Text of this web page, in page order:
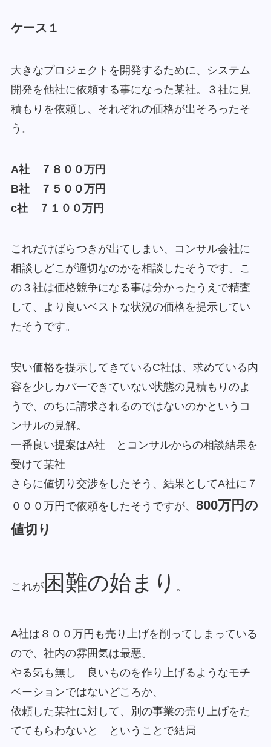
ケース１
大きなプロジェクトを開発するために、システム
開発を他社に依頼する事になった某社。３社に見
積もりを依頼し、それぞれの価格が出そろったそ
う。
A社 ７８００万円
B社 ７５００万円
c社 ７１００万円
これだけばらつきが出てしまい、コンサル会社に
相談しどこが適切なのかを相談したそうです。こ
の３社は価格競争になる事は分かったうえで精査
して、より良いベストな状況の価格を提示してい
たそうです。
安い価格を提示してきているC社は、求めている内
容を少しカバーできていない状態の見積もりのよ
うで、のちに請求されるのではないのかというコ
ンサルの見解。
一番良い提案はA社 とコンサルからの相談結果を
受けて某社
さらに値切り交渉をしたそう、結果としてA社に７
０００万円で依頼をしたそうですが、 800万円の
値切り
これが困難の始まり 。
A社は８００万円も売り上げを削ってしまっている
ので、社内の雰囲気は最悪。
やる気も無し 良いものを作り上げるようなモチ
ベーションではないどころか、
依頼した某社に対して、別の事業の売り上げをた
ててもらわないと ということで結局